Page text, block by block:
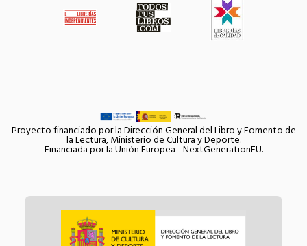
Proyecto financiado por la Dirección General del Libro y Fomento de
la Lectura, Ministerio de Cultura y Deporte.
Financiada por la Unión Europea - NextGenerationEU.